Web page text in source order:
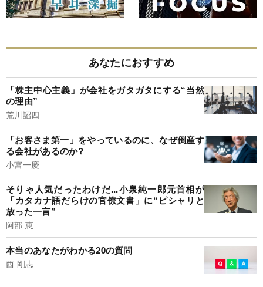
あなたにおすすめ
「株主中心主義」が会社をガタガタにする“当然
の理由”
荒川詔四
「お客さま第一」をやっているのに、なぜ倒産す
る会社があるのか?
小宮一慶
そりゃ人気だったわけだ...小泉純一郎元首相が
「カタカナ語だらけの官僚文書」に“ピシャリと
放った一言”
阿部 恵
本当のあなたがわかる20の質問
西 剛志